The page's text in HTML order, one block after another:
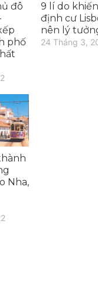
đô
phố
9 lí do
định cư
nên lý
24 Tháng 3,
Nha,